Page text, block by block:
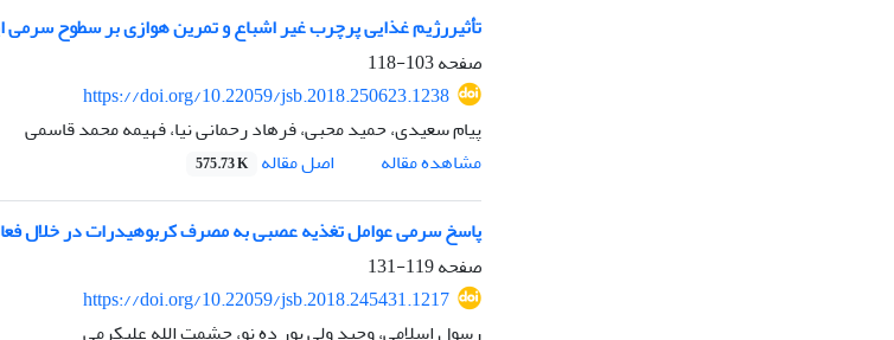
تأثیررژیم غذایی پرچرب غیر اشباع و تمرین هوازی بر سطوح
صفحه103-118
https://doi.org/10.22059/jsb.2018.250623.1238
پیام سعیدی، حمید محبی، فرهاد رحمانی نیا، فهیمه محمد قاسمی
مشاهده مقاله
اصل مقاله 575.73 K
پاسخ سرمی عوامل تغذیه عصبی به مصرف کربوهیدرات در خلال
صفحه119-131
https://doi.org/10.22059/jsb.2018.245431.1217
رسول اسلامی، وحید ولی پور ده نو، حشمت الله علیکرمی